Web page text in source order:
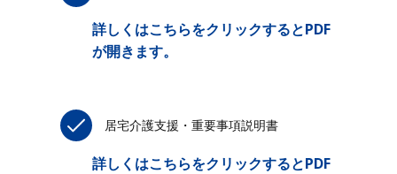
詳しくはこちらをクリックするとPDF
が開きます。
居宅介護支援・重要事項説明書
詳しくはこちらをクリックするとPDF